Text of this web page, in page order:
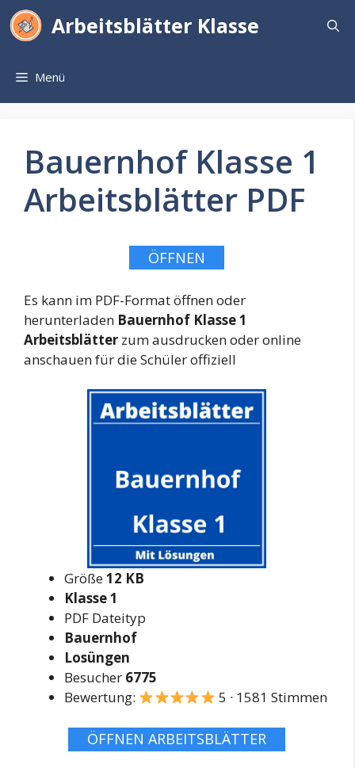
Zum
Inhalt
Arbeitsblätter Klasse
Menü
Bauernhof Klasse 1
Arbeitsblätter PDF
ÖFFNEN
Es kann im PDF-Format öffnen oder
herunterladen Bauernhof Klasse 1
Arbeitsblätter zum ausdrucken oder online
anschauen für die Schüler offiziell
Größe12 KB
Klasse 1
PDF Dateityp
Bauernhof
Losüngen
Besucher 6775
Bewertung:
5 · 1581 Stimmen
ÖFFNEN ARBEITSBLÄTTER